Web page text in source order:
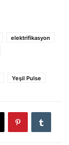
elektrifikasyon
Yeşil Pulse